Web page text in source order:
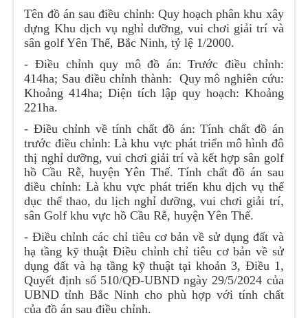
Tên đồ án sau điều chỉnh: Quy hoạch phân khu xây
dựng Khu dịch vụ nghỉ dưỡng, vui chơi giải trí và
sân golf Yên Thế,Bắc Ninh, tỷ lệ 1/2000.
- Điều chỉnh quy mô đồ án: Trước điều chỉnh:
414ha; Sau điều chỉnh thành: Quy mô nghiên cứu:
Khoảng 414ha; Diện tích lập quy hoạch: Khoảng
221ha.
- Điều chỉnh về tính chất đồ án: Tính chất đồ án
trước điều chỉnh: Là khu vực phát triển mô hình đô
thị nghỉ dưỡng, vui chơi giải trí và kết hợp sân golf
hồ Cầu Rễ, huyện Yên Thế. Tính chất đồ án sau
điều chỉnh: Là khu vực phát triển khu dịch vụ thể
dục thể thao, du lịch nghỉ dưỡng, vui chơi giải trí,
sân Golf khu vực hồ Cầu Rễ, huyện Yên Thế.
- Điều chỉnh các chỉ tiêu cơ bản về sử dụng đất và
hạ tầng kỹ thuật Điều chỉnh chỉ tiêu cơ bản về sử
dụng đất và hạ tầng kỹ thuật tại khoản 3, Điều 1,
Quyết định số 510/QĐ-UBND ngày 29/5/2024 của
UBND tỉnhBắc Ninh cho phù hợp với tính chất
của đồ án sau điều chỉnh.